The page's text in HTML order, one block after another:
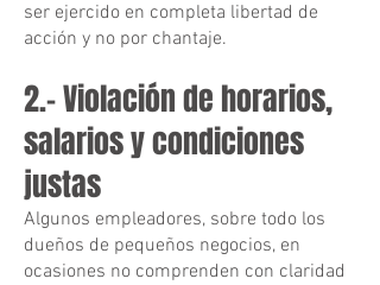
ser ejercido en completa libertad de
acción y no por chantaje.
2.- Violación de horarios,
salarios y condiciones
justas
Algunos empleadores, sobre todo los
dueños de pequeños negocios, en
ocasiones no comprenden con claridad